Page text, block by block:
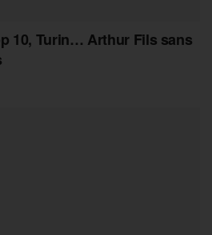
10, Turin… Arthur Fils sans